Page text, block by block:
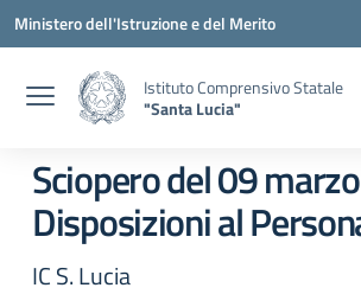
Vai ai contenuti
Vai al menu di navigazione
Vai al footer
Ministero dell'Istruzione e del Merito
Istituto Comprensivo Statale
"Santa Lucia"
Sciopero del 09
Disposizioni al
IC S. Lucia